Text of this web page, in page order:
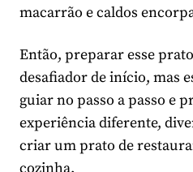
macarrão e caldos
Então, preparar esse
desafiador de início, mas
guiar no passo a passo e
experiência diferente,
criar um prato de